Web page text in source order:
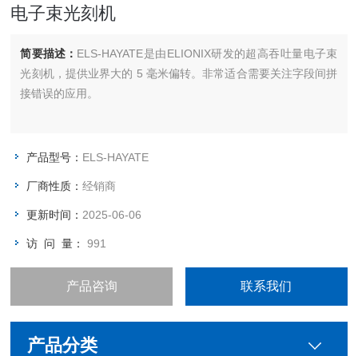
电子束光刻机
简要描述： ELS-HAYATE是由ELIONIX研发的超高吞吐量电子束
光刻机，提供业界大的 5 毫米偏转。非常适合需要关注字段间拼
接错误的应用。
产品型号： ELS-HAYATE
厂商性质：经销商
更新时间： 2025-06-06
访 问 量：991
产品咨询 联系我们
产品分类